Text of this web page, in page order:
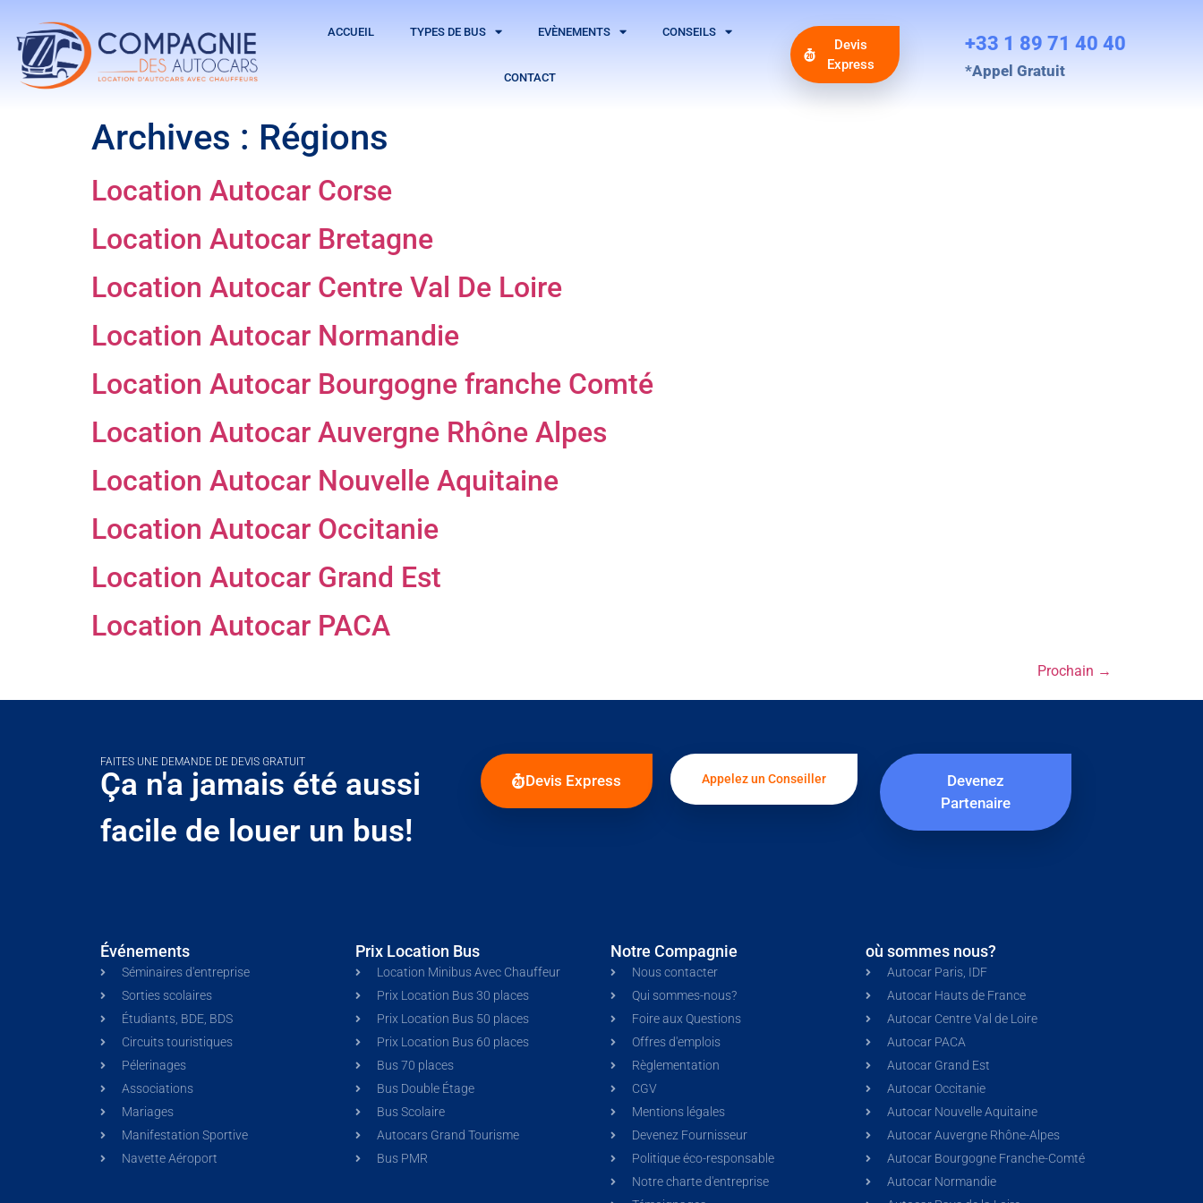
ACCUEIL TYPES DE BUS EVÈNEMENTS CONSEILS
CONTACT
Devis
Express
+33 1 89 71 40 40
*Appel Gratuit
Archives : Régions
Location Autocar Corse
Location Autocar Bretagne
Location Autocar Centre Val De Loire
Location Autocar Normandie
Location Autocar Bourgogne franche Comté
Location Autocar Auvergne Rhône Alpes
Location Autocar Nouvelle Aquitaine
Location Autocar Occitanie
Location Autocar Grand Est
Location Autocar PACA
Prochain →
FAITES UNE DEMANDE DE DEVIS GRATUIT
Ça n'a jamais été aussi
facile de louer un bus!
Devis Express Appelez un Conseiller
Devenez
Partenaire
Événements
Séminaires d'entreprise
Sorties scolaires
Étudiants, BDE, BDS
Circuits touristiques
Pélerinages
Associations
Mariages
Manifestation Sportive
Navette Aéroport
Prix Location Bus
Location Minibus Avec Chauffeur
Prix Location Bus 30 places
Prix Location Bus 50 places
Prix Location Bus 60 places
Bus 70 places
Bus Double Étage
Bus Scolaire
Autocars Grand Tourisme
Bus PMR
Notre Compagnie
Nous contacter
Qui sommes-nous?
Foire aux Questions
Offres d'emplois
Règlementation
CGV
Mentions légales
Devenez Fournisseur
Politique éco-responsable
Notre charte d'entreprise
où sommes nous?
Autocar Paris, IDF
Autocar Hauts de France
Autocar Centre Val de Loire
Autocar PACA
Autocar Grand Est
Autocar Occitanie
Autocar Nouvelle Aquitaine
Autocar Auvergne Rhône-Alpes
Autocar Bourgogne Franche-Comté
Autocar Normandie